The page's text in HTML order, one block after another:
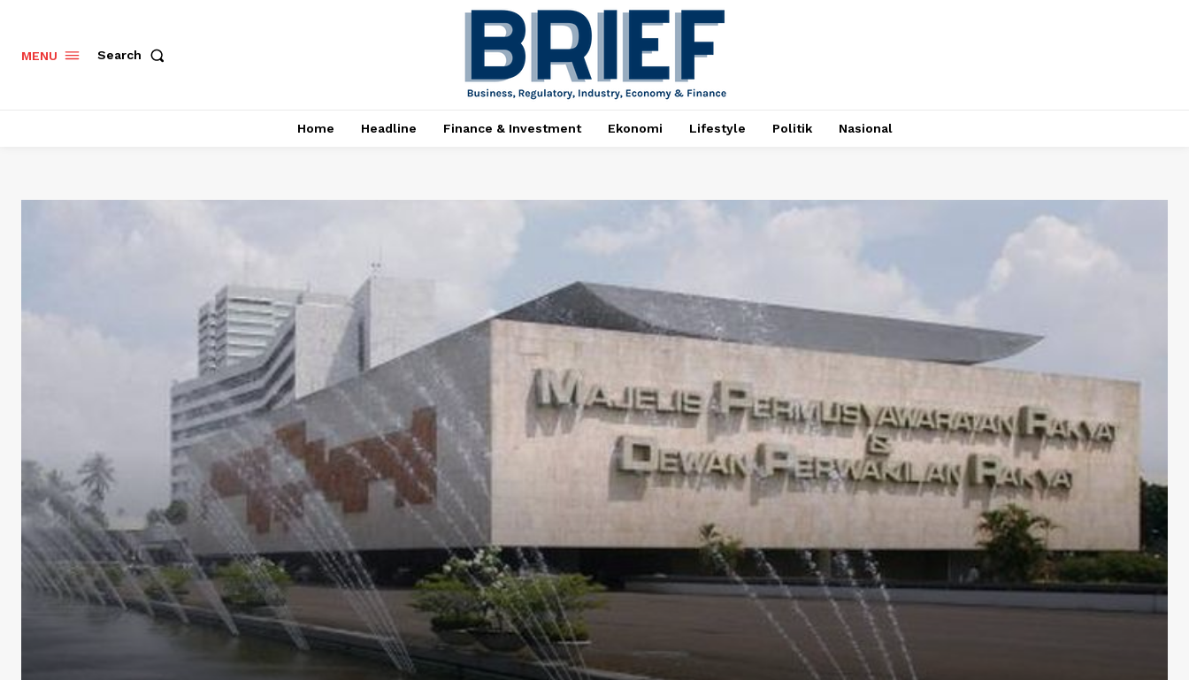
MENU Search
Home Headline Finance & Investment Ekonomi Lifestyle Politik Nasional